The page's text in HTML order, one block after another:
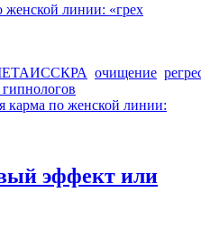
женской линии: «грех
очищение
карма по женской линии:
эффект или